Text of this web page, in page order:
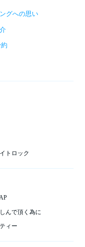
グへの思い
トロック
んで頂く為に
ィー